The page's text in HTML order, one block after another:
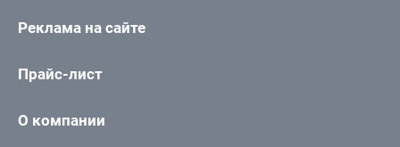
Реклама на сайте
Прайс-лист
О компании